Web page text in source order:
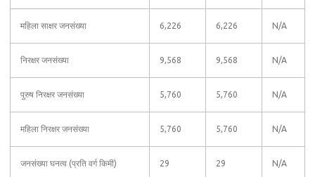
महिला साक्षर जनसंख्या 6,226 6,226 N/A
निरक्षर जनसंख्या 9,568 9,568 N/A
पुरुष निरक्षर जनसंख्या 5,760 5,760 N/A
महिला निरक्षर जनसंख्या 5,760 5,760 N/A
जनसंख्या घनत्व (प्रति वर्ग किमी) 29 29 N/A